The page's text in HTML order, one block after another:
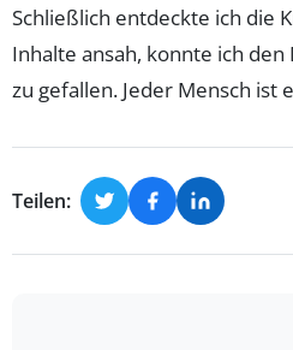
Schließlich entdeckte ich die
Inhalte ansah, konnte ich
zu gefallen. Jeder Mensch
Teilen: